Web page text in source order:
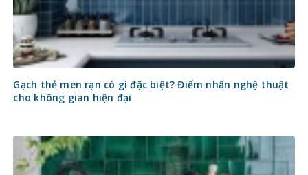
Gạch thẻ men rạn có gì đặc biệt? Điểm nhấn nghệ thuật
cho không gian hiện đại